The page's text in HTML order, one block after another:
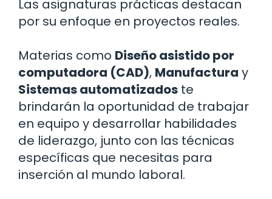
Las asignaturas prácticas destacan
por su enfoque en proyectos reales.
Materias como Diseño asistido por
computadora (CAD), Manufactura y
Sistemas automatizados te
brindarán la oportunidad de trabajar
en equipo y desarrollar habilidades
de liderazgo, junto con las técnicas
específicas que necesitas para
inserción al mundo laboral.